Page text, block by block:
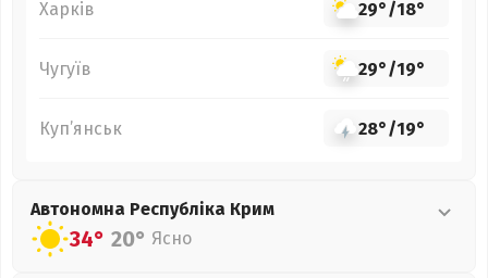
Харків 29°/18°
Чугуїв 29°/19°
Куп’янськ 28°/19°
Автономна Республіка Крим
34° 20° Ясно